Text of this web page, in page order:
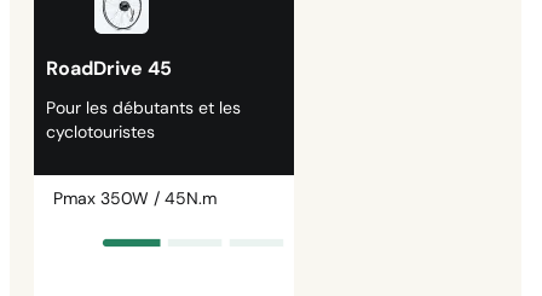
RoadDrive 45
Pour les débutants et les
cyclotouristes
Pmax 350W / 45N.m